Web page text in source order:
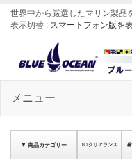
世界中から厳選したマリン製品
表示切替 : スマートフォン版を
メニュー
▼ 商品カテゴリー クリアランス